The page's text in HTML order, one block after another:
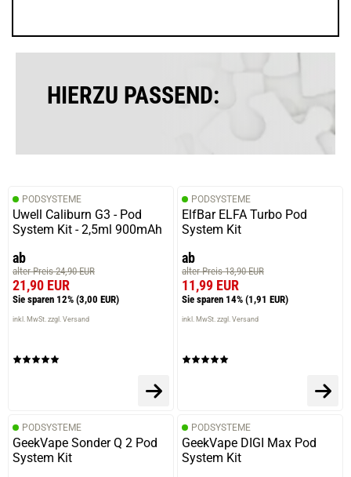
HIERZU PASSEND:
PODSYSTEME
Uwell Caliburn G3 - Pod
System Kit - 2,5ml 900mAh
ab
alter Preis 24,90 EUR
21,90 EUR
Sie sparen 12% (3,00 EUR)
inkl. MwSt. zzgl. Versand
PODSYSTEME
ElfBar ELFA Turbo Pod
System Kit
ab
alter Preis 13,90 EUR
11,99 EUR
Sie sparen 14% (1,91 EUR)
inkl. MwSt. zzgl. Versand
PODSYSTEME
GeekVape Sonder Q 2 Pod
System Kit
PODSYSTEME
GeekVape DIGI Max Pod
System Kit